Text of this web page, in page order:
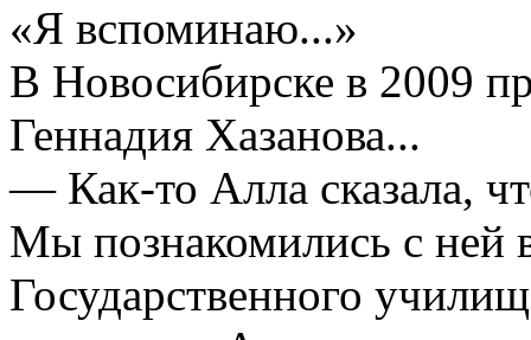
«Я вспоминаю...»
В Новосибирске в 2009
Геннадия Хазанова...
— Как-то Алла сказала,
Мы познакомились с ней
Государственного